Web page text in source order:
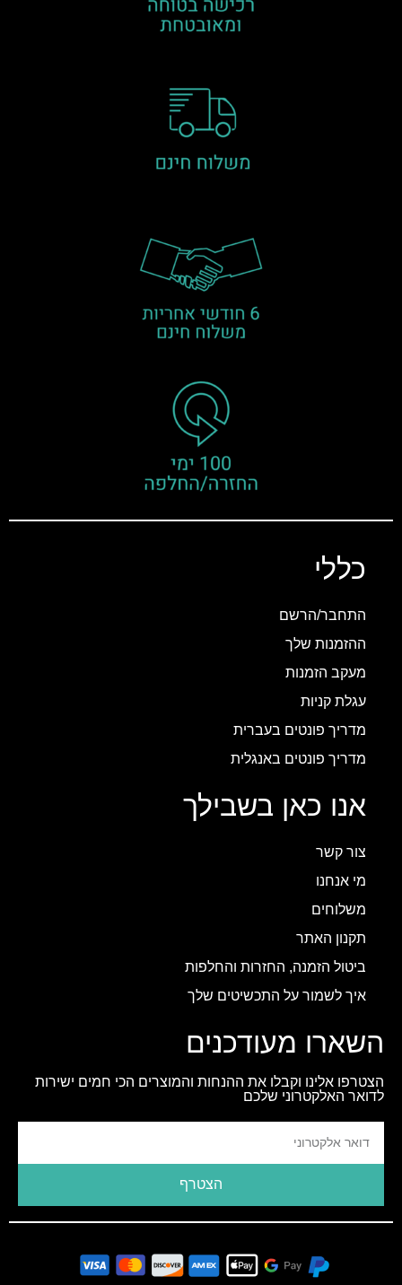
כללי
התחבר/הרשם
ההזמנות שלך
מעקב הזמנות
עגלת קניות
מדריך פונטים בעברית
מדריך פונטים באנגלית
אנו כאן בשבילך
צור קשר
מי אנחנו
משלוחים
תקנון האתר
ביטול הזמנה, החזרות והחלפות
איך לשמור על התכשיטים שלך
השארו מעודכנים
הצטרפו אלינו וקבלו את ההנחות והמוצרים הכי חמים ישירות
לדואר האלקטרוני שלכם
הצטרף